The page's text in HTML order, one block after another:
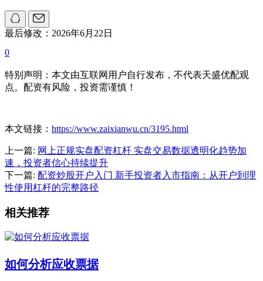
最后修改：2026年6月22日
0
特别声明：本文由互联网用户自行发布，不代表天盛优配观
点。配资有风险，投资需谨慎！
本文链接： https://www.zaixianwu.cn/3195.html
上一篇: 网上正规实盘配资杠杆 实盘交易数据透明化趋势加
速，投资者信心持续提升
下一篇: 配资炒股开户入门 新手投资者入市指南：从开户到理
性使用杠杆的完整路径
相关推荐
如何分析应收票据